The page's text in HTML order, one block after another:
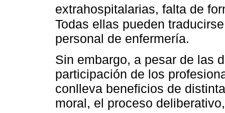
extrahospitalarias, falta de
Todas ellas pueden
personal de enfermería.
Sin embargo, a pesar de las
participación de los
conlleva beneficios de
moral, el proceso